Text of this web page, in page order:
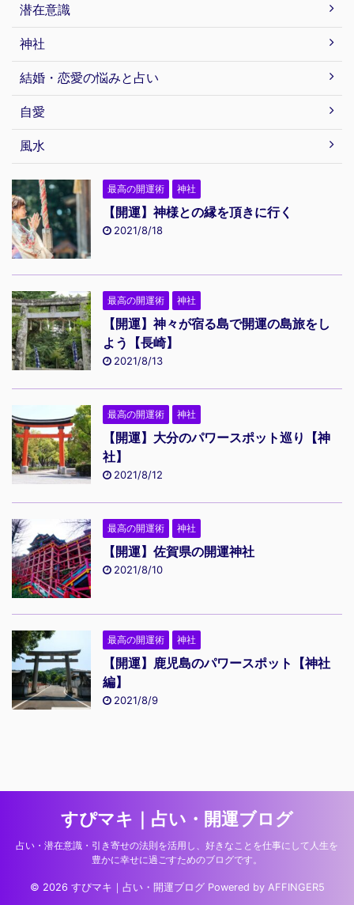
潜在意識
神社
結婚・恋愛の悩みと占い
自愛
風水
最高の開運術 神社
【開運】神様との縁を頂きに行く
2021/8/18
最高の開運術 神社
【開運】神々が宿る島で開運の島旅をし
よう【長崎】
2021/8/13
最高の開運術 神社
【開運】大分のパワースポット巡り【神
社】
2021/8/12
最高の開運術 神社
【開運】佐賀県の開運神社
2021/8/10
最高の開運術 神社
【開運】鹿児島のパワースポット【神社
編】
2021/8/9
すぴマキ｜占い・開運ブログ
占い・潜在意識・引き寄せの法則を活用し、好きなことを仕事にして人生を
豊かに幸せに過ごすためのブログです。
© 2026 すぴマキ｜占い・開運ブログ Powered by AFFINGER5